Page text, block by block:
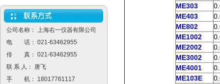
公司名称： 上海右一仪器有限公司
电 话： 021-63462955
传 真： 021-63462955
联 系 人： 唐飞
手 机： 18017761117
ME303
ME403
ME802
ME1002
ME2002
ME3002
ME4001
ME103E